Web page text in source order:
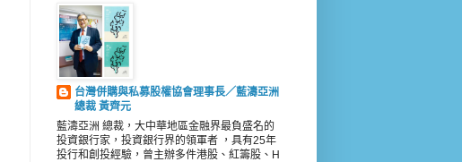
台灣併購與私募股權協會理事長／藍濤亞洲
總裁 黃齊元
藍濤亞洲 總裁，大中華地區金融界最負盛名的
投資銀行家，投資銀行界的領軍者 ，具有25年
投行和創投經驗，曾主辦多件港股、紅籌股、H